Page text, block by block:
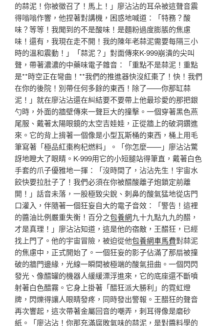
的蒜泥！你被徵召了！馬上！」廖沾沾的耳朵被這聲音震
得嗡嗡作響，他捏著對講機，困惑地喊道：「特務？酸
味？等等！我聞到的不是酸味！是麵粉過度膨脹的焦慮
味！還有，我現在走不開！我的陳年老蒜泥需要每隔三小
時的溫和震動！」「蒜泥？」對面傳來K-999崩潰的尖叫
聲，帶著濃濃的中藥味電子雜音：「重點不是蒜泥！重點
是**時空正在彎曲！**我們的推進器快沒紅棗了！快！我們
在你的後院！別帶任何多餘的東西！除了——你那缸蒜
泥！」就在廖沾沾還在糾結要不要帶上他最珍愛的那把銀
勺時，外面的牆壁傳來一聲巨大的撞擊。一個穿著黑色燕
尾服、戴著太陽眼鏡的太空吉娃娃，正從牆上的破洞鑽進
來。它的背上揹著一個像是小型瓦斯桶的東西，桶上用毛
筆寫著「極品紅棗枸杞燃料」。「你怎麼——」廖沾沾驚
訝地瞪大了眼睛。K-999用它的小短腿站得筆直，戴著白色
手套的爪子優雅地一揮：「沒時間了，沾沾先生！宇宙水
餃快要拉肚子了！我們必須在你被醋酸離子炮鎖定前離
開！」話音未落，一股極致尖銳、刺鼻的酸氣猛地從店門
口灌入，伴隨著一個狂妄自大的電子音效：「警告！這裡
的醬油比例嚴重失衡！百分之包養網九十九點九九的醋，
才是真理！」廖沾沾知道，這是他的宿敵，王醋狂，已經
找上門了。他的宇宙冒險，被迫從他包養網車馬費對蒜泥
的焦慮中，正式開始了。一個狂妄的影子佔滿了那扇被撞
破的牆門邊緣，光線一瞬間被極端的酸氣扭曲。一個閃閃
發光、像醋罐的機器人緩緩漂浮進來，它的底座還不斷噴
射著白色醋霧。它身上掛著「醋狂派大勝利」的霓虹燈
牌，閃爍得讓人眼睛發疼，同時發出警報。王醋狂的聲音
再次響起，這次帶著金屬回音的嘲弄，刺耳得像是磨砂
紙。「廖沾沾！你那充滿腐敗氣味的蒜泥，是對醬料學的